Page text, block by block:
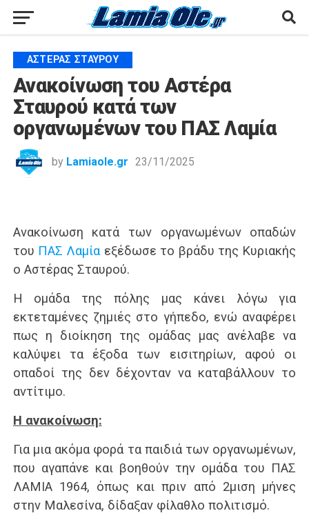
ΑΣΤΈΡΑΣ ΣΤΑΥΡΟΎ
Ανακοίνωση του Αστέρα
Σταυρού κατά των
οργανωμένων του ΠΑΣ Λαμία
by Lamiaole.gr 23/11/2025
Ανακοίνωση κατά των οργανωμένων οπαδών
του ΠΑΣ Λαμία εξέδωσε το βράδυ της Κυριακής
ο Αστέρας Σταυρού.
Η ομάδα της πόλης μας κάνει λόγω για
εκτεταμένες ζημιές στο γήπεδο, ενώ αναφέρει
πως η διοίκηση της ομάδας μας ανέλαβε να
καλύψει τα έξοδα των εισιτηρίων, αφού οι
οπαδοί της δεν δέχονταν να καταβάλλουν το
αντίτιμο.
Η ανακοίνωση:
Για μια ακόμα φορά τα παιδιά των οργανωμένων,
που αγαπάνε και βοηθούν την ομάδα του ΠΑΣ
ΛΑΜΙΑ 1964, όπως και πριν από 2μιση μήνες
στην Μαλεσίνα, δίδαξαν φίλαθλο πολιτισμό.